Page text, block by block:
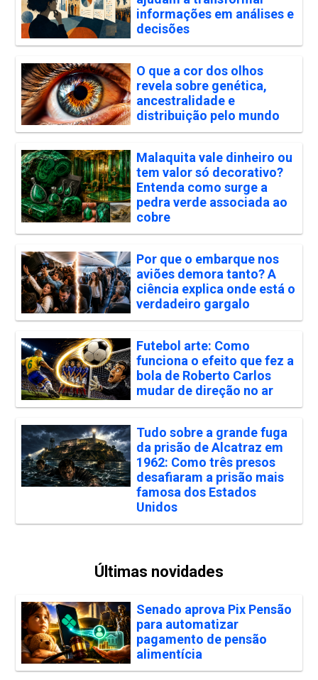
informações em análises e
decisões
O que a cor dos olhos
revela sobre genética,
ancestralidade e
distribuição pelo mundo
Malaquita vale dinheiro ou
tem valor só decorativo?
Entenda como surge a
pedra verde associada ao
cobre
Por que o embarque nos
aviões demora tanto? A
ciência explica onde está o
verdadeiro gargalo
Futebol arte: Como
funciona o efeito que fez a
bola de Roberto Carlos
mudar de direção no ar
Tudo sobre a grande fuga
da prisão de Alcatraz em
1962: Como três presos
desafiaram a prisão mais
famosa dos Estados
Unidos
Últimas novidades
Senado aprova Pix Pensão
para automatizar
pagamento de pensão
alimentícia